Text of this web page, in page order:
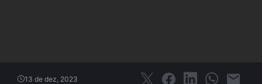
13 de dez, 2023